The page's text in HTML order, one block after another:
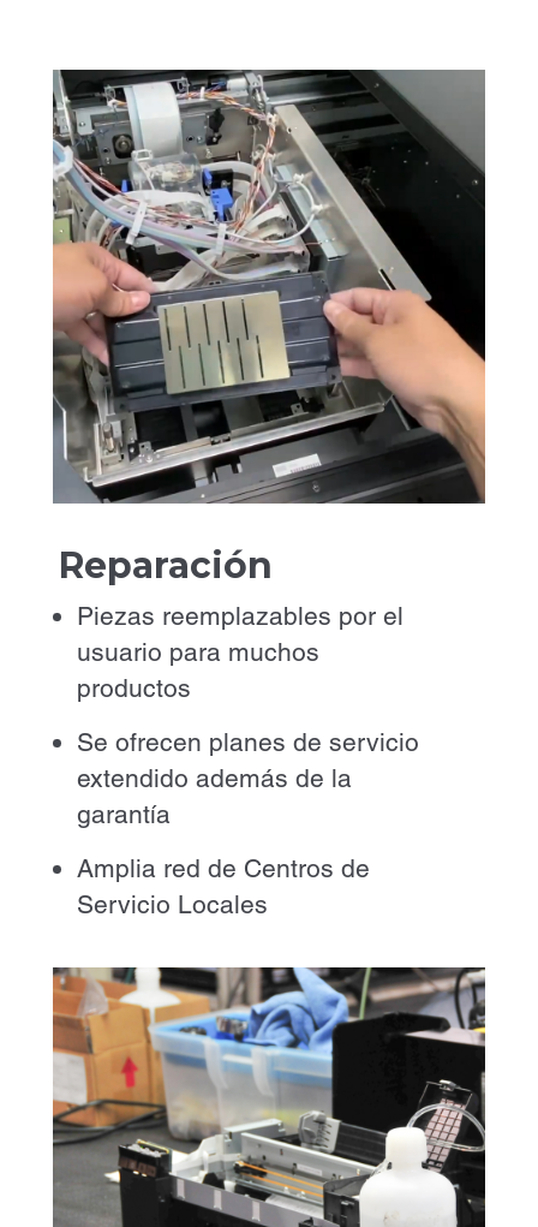
Reparación
Piezas reemplazables por el
usuario para muchos
productos
Se ofrecen planes de servicio
extendido además de la
garantía
Amplia red de Centros de
Servicio Locales